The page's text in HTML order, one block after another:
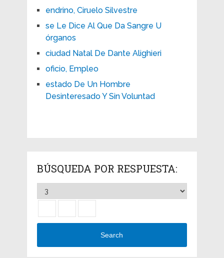
endrino, Ciruelo Silvestre
se Le Dice Al Que Da Sangre U
órganos
ciudad Natal De Dante Alighieri
oficio, Empleo
estado De Un Hombre
Desinteresado Y Sin Voluntad
BÚSQUEDA POR RESPUESTA:
Search